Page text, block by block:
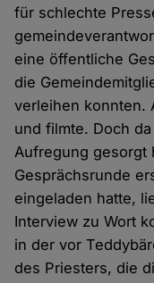
für schlechte
eine öffentliche
die
verleihen konnten.
und filmte. Doch
Aufregung gesorgt
Gesprächsrunde
eingeladen hatte,
Interview zu Wort
in der vor
des Priesters, die